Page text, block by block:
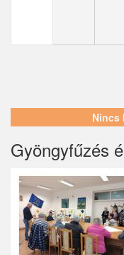
Hernád
Ipolydamásd
Ipolytölgyes
Káva
Nincs
Gyöngyfűzés